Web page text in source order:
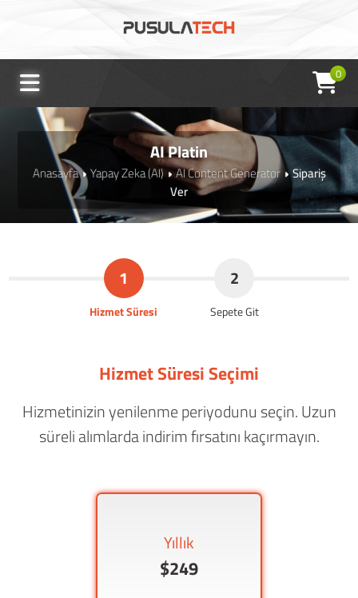
0
AI Platin
Anasayfa Yapay Zeka (AI) AI Content Generator
Sipariş
Ver
1
Hizmet Süresi
2
Sepete Git
Hizmet Süresi Seçimi
Hizmetinizin yenilenme periyodunu seçin. Uzun
süreli alımlarda indirim fırsatını kaçırmayın.
Yıllık
$249